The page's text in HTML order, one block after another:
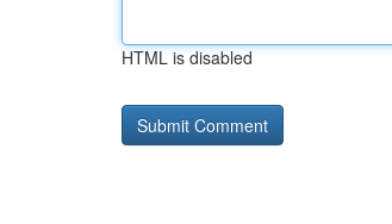
HTML is disabled